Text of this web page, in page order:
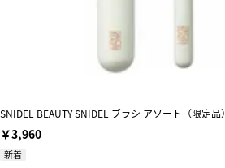
SNIDEL BEAUTY SNIDEL ブラシ アソート（限定品）
￥3,960
新着